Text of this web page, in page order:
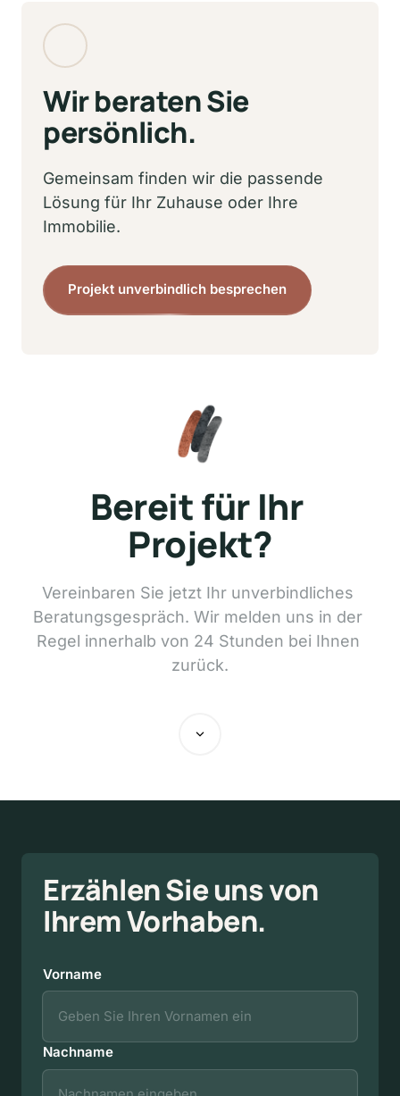
entsprechen den geltenden Standards und
sind auf Langlebigkeit ausgelegt.
Wir beraten Sie
persönlich.
Gemeinsam finden wir die passende
Lösung für Ihr Zuhause oder Ihre
Immobilie.
Projekt unverbindlich besprechen
Bereit für Ihr
Projekt?
Vereinbaren Sie jetzt Ihr
Beratungsgespräch. Wir melden uns in
Regel innerhalb von 24 Stunden bei
zurück.
Erzählen Sie uns
Ihrem Vorhaben.
Vorname
Vorname
Nachname